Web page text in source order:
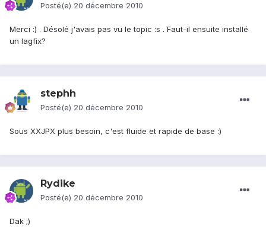
Posté(e) 20 décembre 2010
Merci :) . Désolé j'avais pas vu le topic :s . Faut-il ensuite installé
un lagfix?
stephh
Posté(e) 20 décembre 2010
Sous XXJPX plus besoin, c'est fluide et rapide de base :)
Rydike
Posté(e) 20 décembre 2010
Dak ;)